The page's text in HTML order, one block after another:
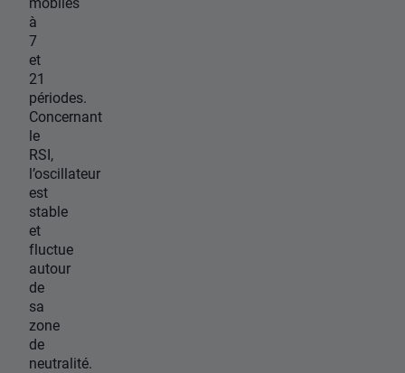
à
7
et
21
périodes.
Concernant
le
RSI,
l’oscillateur
est
stable
et
fluctue
autour
de
sa
zone
de
neutralité.